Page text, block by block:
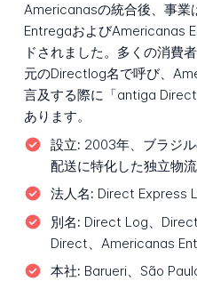
Americanasの統合後、事業
EntregaおよびAmericanas
ドされました。多くの消費
元のDirectlog名で呼び、
言及する際に「antiga
あります。
設立: 2003年、ブラジ
配送に特化した独立物
法人名: Direct Express
別名: Direct Log、
Direct、Americanas
本社: Barueri、São